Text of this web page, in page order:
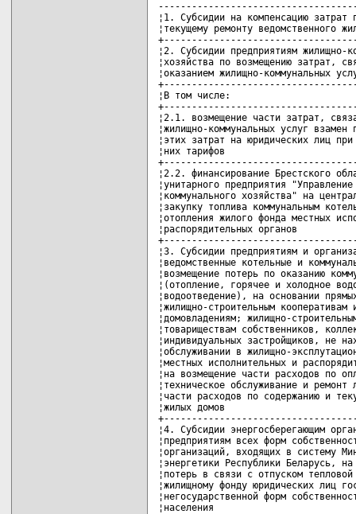
¦1. Субсидии на компенсацию
¦текущему ремонту
¦2. Субсидии предприятиям
¦хозяйства по возмещению
¦оказанием жилищно-
¦В том числе:
¦2.1. возмещение части затрат,
¦жилищно-коммунальных услуг
¦этих затрат на юридических
¦них тарифов
¦2.2. финансирование
¦унитарного предприятия
¦коммунального хозяйства" на
¦закупку топлива
¦отопления жилого фонда
¦распорядительных
¦3. Субсидии предприятиям и
¦ведомственные котельные и
¦возмещение потерь по оказанию
¦(отопление, горячее и
¦водоотведение), на основании
¦жилищно-строительным
¦домовладениям; жилищно-
¦товариществам
¦индивидуальных застройщиков,
¦обслуживании в жилищно-
¦местных исполнительных и
¦на возмещение части
¦техническое обслуживание и
¦части расходов по содержанию
¦жилых домов
¦4. Субсидии энергосберегающим
¦предприятиям всех форм
¦организаций, входящих в
¦энергетики Республики
¦потерь в связи с отпуском
¦жилищному фонду юридических
¦негосударственной форм
¦населения